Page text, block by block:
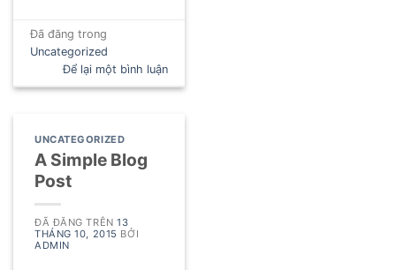
Đã đăng trong
Uncategorized
Để lại một bình luận
UNCATEGORIZED
A Simple Blog
Post
ĐÃ ĐĂNG TRÊN13
THÁNG 10, 2015 BỞI
ADMIN